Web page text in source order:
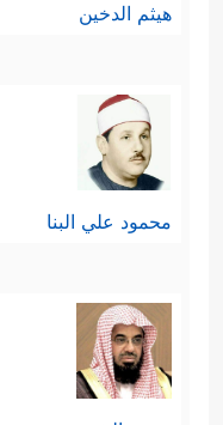
هيثم الدخين
محمود علي البنا